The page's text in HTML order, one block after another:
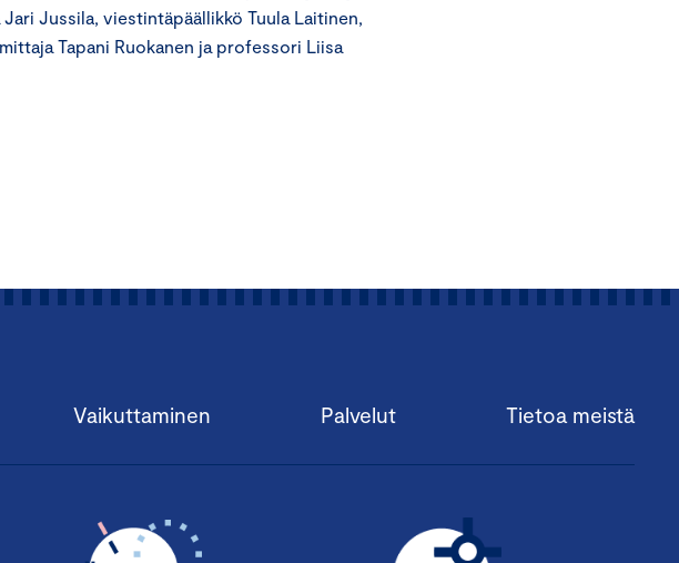
Jussila, viestintäpäällikkö Tuula Laitinen,
Tapani Ruokanen ja professori Liisa
Vaikuttaminen Palvelut Tietoa meistä